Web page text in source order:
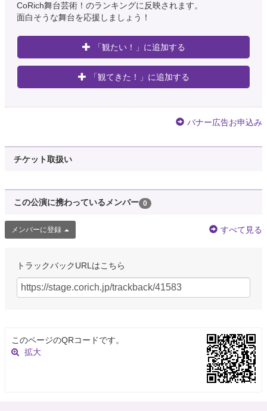
CoRich舞台芸術！のランキングに反映されます。
面白そうな舞台を応援しましょう！
「観たい！」に追加する
「観てきた！」に追加する
バナー広告お申込み
チケット取扱い
この公演に携わっているメンバー 0
メンバーに登録 すべて見る
トラックバックURLはこちら
このページのQRコードです。
拡大